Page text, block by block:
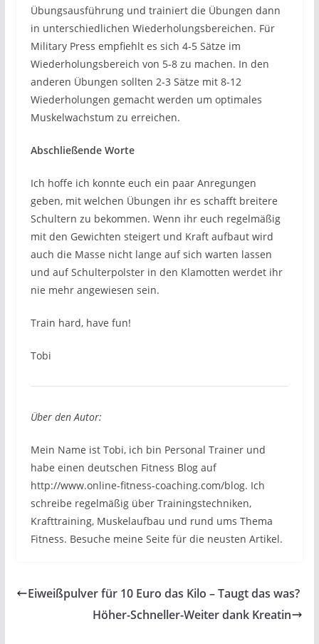
Übungsausführung und trainiert die Übungen dann
in unterschiedlichen Wiederholungsbereichen. Für
Military Press empfiehlt es sich 4-5 Sätze im
Wiederholungsbereich von 5-8 zu machen. In den
anderen Übungen sollten 2-3 Sätze mit 8-12
Wiederholungen gemacht werden um optimales
Muskelwachstum zu erreichen.
Abschließende Worte
Ich hoffe ich konnte euch ein paar Anregungen
geben, mit welchen Übungen ihr es schafft breitere
Schultern zu bekommen. Wenn ihr euch regelmäßig
mit den Gewichten steigert und Kraft aufbaut wird
auch die Masse nicht lange auf sich warten lassen
und auf Schulterpolster in den Klamotten werdet ihr
nie mehr angewiesen sein.
Train hard, have fun!
Tobi
Über den Autor:
Mein Name ist Tobi, ich bin Personal Trainer und
habe einen deutschen Fitness Blog auf
http://www.online-fitness-coaching.com/blog. Ich
schreibe regelmäßig über Trainingstechniken,
Krafttraining, Muskelaufbau und rund ums Thema
Fitness. Besuche meine Seite für die neusten Artikel.
Eiweißpulver für 10 Euro das Kilo – Taugt das was?
Höher-Schneller-Weiter dank Kreatin